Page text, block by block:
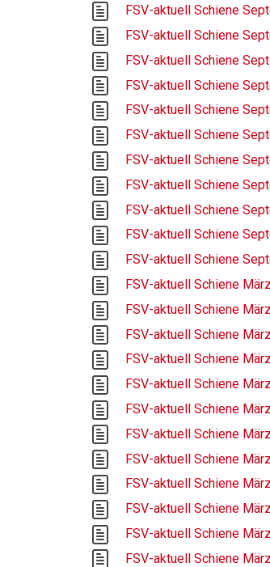
FSV-aktuell Schiene
FSV-aktuell Schiene
FSV-aktuell Schiene
FSV-aktuell Schiene
FSV-aktuell Schiene
FSV-aktuell Schiene
FSV-aktuell Schiene
FSV-aktuell Schiene
FSV-aktuell Schiene
FSV-aktuell Schiene
FSV-aktuell Schiene
FSV-aktuell Schiene
FSV-aktuell Schiene
FSV-aktuell Schiene
FSV-aktuell Schiene
FSV-aktuell Schiene
FSV-aktuell Schiene
FSV-aktuell Schiene
FSV-aktuell Schiene
FSV-aktuell Schiene
FSV-aktuell Schiene
FSV-aktuell Schiene
FSV-aktuell Schiene